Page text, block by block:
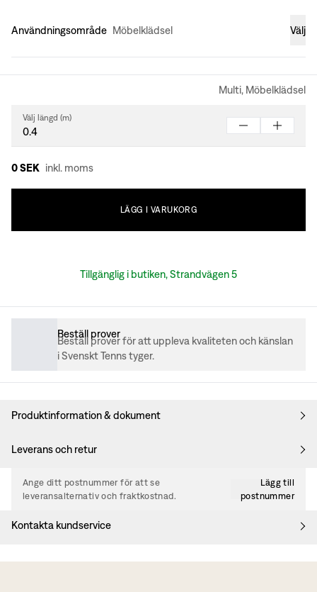
Användningsområde Möbelklädsel Välj
Multi, Möbelklädsel
Välj längd (m)
0 SEK inkl. moms
LÄGG I VARUKORG
Tillgänglig i butiken, Strandvägen 5
Beställ prover
Beställ prover för att uppleva kvaliteten och känslan
i Svenskt Tenns tyger.
Produktinformation & dokument
Leverans och retur
Ange ditt postnummer för att se
leveransalternativ och fraktkostnad.
Lägg till
postnummer
Kontakta kundservice